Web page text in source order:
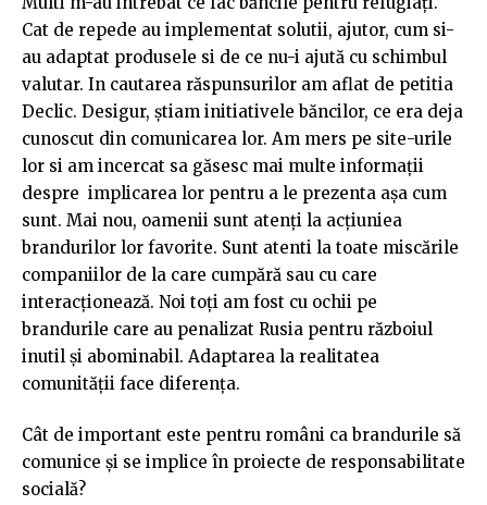
Cat de repede au implementat solutii, ajutor, cum si-
au adaptat produsele si de ce nu-i ajută cu schimbul
valutar. In cautarea răspunsurilor am aflat de petitia
Declic. Desigur, știam initiativele băncilor, ce era deja
cunoscut din comunicarea lor. Am mers pe site-urile
lor si am incercat sa găsesc mai multe informații
despre implicarea lor pentru a le prezenta așa cum
sunt. Mai nou, oamenii sunt atenți la acțiuniea
brandurilor lor favorite. Sunt atenti la toate miscările
companiilor de la care cumpără sau cu care
interacționează. Noi toți am fost cu ochii pe
brandurile care au penalizat Rusia pentru războiul
inutil și abominabil. Adaptarea la realitatea
comunității face diferența.
Cât de important este pentru români ca brandurile să
comunice și se implice în proiecte de responsabilitate
socială?